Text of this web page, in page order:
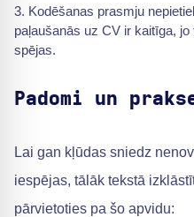
Kodēšanas prasmju
paļaušanās uz CV ir kaitīga,
spējas.
Padomi un
Lai gan kļūdas sniedz
iespējas, tālāk tekstā
pārvietoties pa šo apvidu: